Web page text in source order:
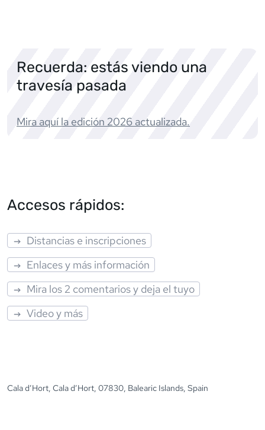
Recuerda: estás viendo una
travesía pasada
Mira aquí la edición 2026 actualizada.
Accesos rápidos:
Distancias e inscripciones
Enlaces y más información
Mira los 2 comentarios y deja el tuyo
Video y más
Cala d’Hort, Cala d’Hort, 07830, Balearic Islands, Spain